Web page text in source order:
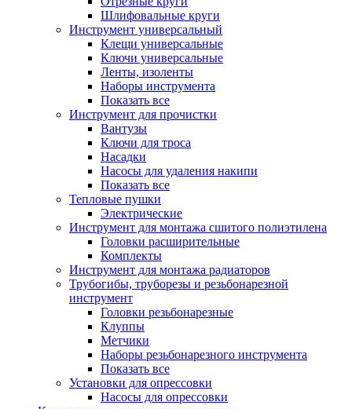
Шлифовальные круги
Инструмент универсальный
Клещи универсальные
Ключи универсальные
Ленты, изоленты
Наборы инструмента
Показать все
Инструмент для прочистки
Вантузы
Ключи для троса
Насадки
Насосы для удаления накипи
Показать все
Тепловые пушки
Электрические
Инструмент для монтажа сшитого полиэтилена
Головки расширительные
Комплекты
Инструмент для монтажа радиаторов
Трубогибы, труборезы и резьбонарезной
инструмент
Головки резьбонарезные
Клуппы
Метчики
Наборы резьбонарезного инструмента
Показать все
Установки для опрессовки
Насосы для опрессовки